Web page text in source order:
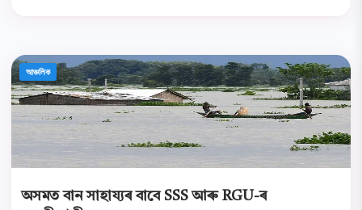
আঞ্চলিক
অসমত বান সাহায্যৰ বাবে SSS আৰু RGU-ৰ